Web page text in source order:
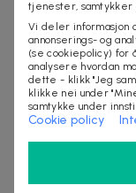
Garanti:
Inkludert i pakken:
1 par ørepropper
1 par ørepropper
1 par ørepropper
Leveringstid: 2-
tjenester, samtykker
Vi deler informasjon
annonserings- og
(se cookiepolicy) for
analysere hvordan
dette - klikk "Jeg
klikke nei under
samtykke under
Cookie policy